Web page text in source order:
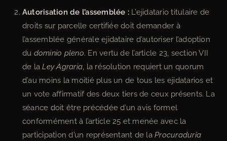
Autorisation de l’assemblée :L’ejidatario titulaire de
droits sur parcelle certifiée doit demander à
l’assemblée générale ejidataire d’autoriser l’adoption
du dominio pleno. En vertu de l’article 23, section VII
de laLey Agraria , la résolution requiert un quorum
d’au moins la moitié plus un de tous les ejidatarios et
un vote affirmatif des deux tiers de ceux présents. La
séance doit être précédée d’un avis formel
conformément à l’article 25 et menée avec la
participation d’un représentant de laProcuraduría